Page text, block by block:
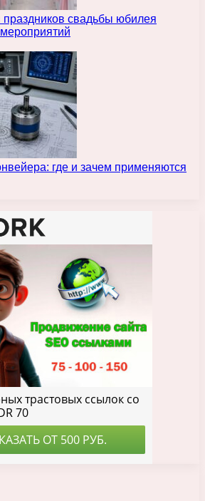
праздников свадьбы юбилея
где и зачем применяются